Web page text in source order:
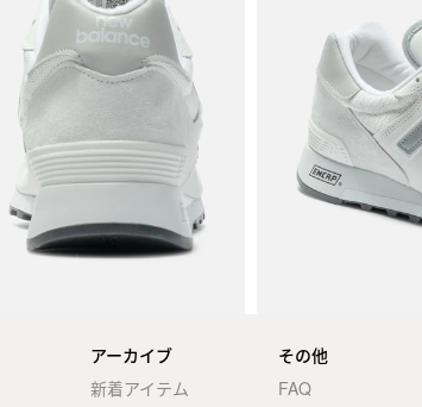
アーカイブ
新着アイテム
その他
FAQ